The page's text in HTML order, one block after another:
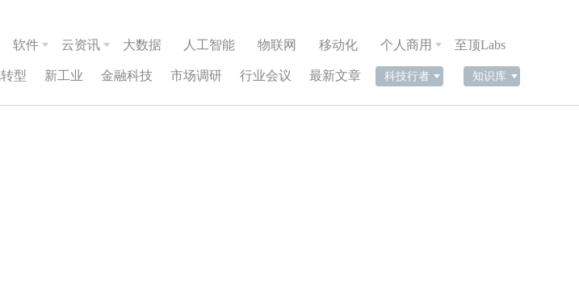
软件 云资讯 大数据 人工智能 物联网 移动化 个人商用 至顶Labs
型 新工业 金融科技 市场调研 行业会议 最新文章 科技行者 知识库